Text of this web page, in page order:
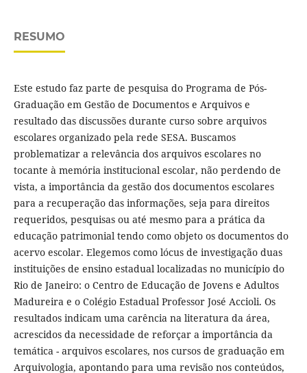
RESUMO
Este estudo faz parte de pesquisa do Programa de Pós-
Graduação em Gestão de Documentos e Arquivos e
resultado das discussões durante curso sobre arquivos
escolares organizado pela rede SESA. Buscamos
problematizar a relevância dos arquivos escolares no
tocante à memória institucional escolar, não perdendo de
vista, a importância da gestão dos documentos escolares
para a recuperação das informações, seja para direitos
requeridos, pesquisas ou até mesmo para a prática da
educação patrimonial tendo como objeto os documentos do
acervo escolar. Elegemos como lócus de investigação duas
instituições de ensino estadual localizadas no município do
Rio de Janeiro: o Centro de Educação de Jovens e Adultos
Madureira e o Colégio Estadual Professor José Accioli. Os
resultados indicam uma carência na literatura da área,
acrescidos da necessidade de reforçar a importância da
temática - arquivos escolares, nos cursos de graduação em
Arquivologia, apontando para uma revisão nos conteúdos,